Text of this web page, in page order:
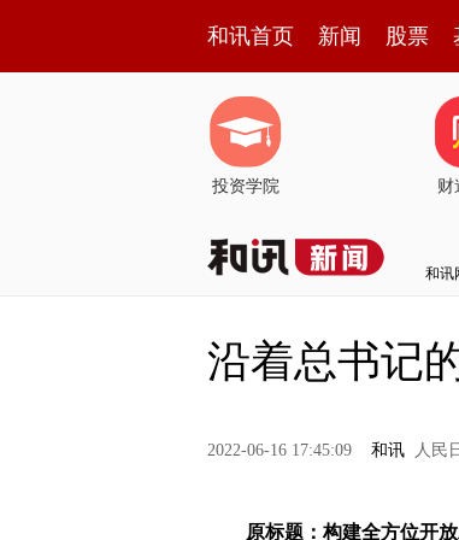
和讯首页 新闻 股票
投资学院 财
和讯
沿着总书记
2022-06-16 17:45:09 和讯 人民
原标题：构建全方位开